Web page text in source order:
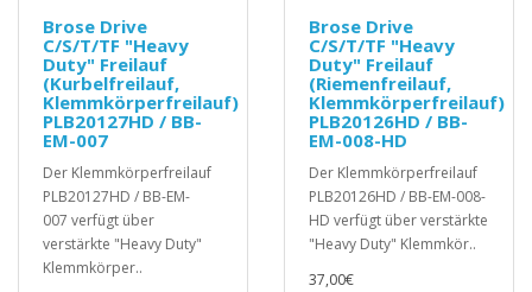
Brose Drive
C/S/T/TF "Heavy
Duty" Freilauf
(Kurbelfreilauf,
Klemmkörperfreilauf)
PLB20127HD / BB-
EM-007
Der Klemmkörperfreilauf
PLB20127HD / BB-EM-
007 verfügt über
verstärkte "Heavy Duty"
Klemmkörper..
Brose Drive
C/S/T/TF "Heavy
Duty" Freilauf
(Riemenfreilauf,
Klemmkörperfreilauf)
PLB20126HD / BB-
EM-008-HD
Der Klemmkörperfreilauf
PLB20126HD / BB-EM-008-
HD verfügt über verstärkte
"Heavy Duty" Klemmkör..
37,00€